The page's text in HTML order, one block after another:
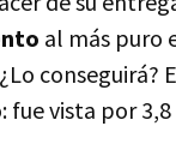
al más puro
conseguirá?
vista por